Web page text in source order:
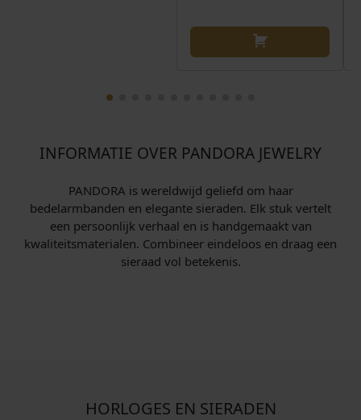
INFORMATIE OVER PANDORA JEWELRY
PANDORA is wereldwijd geliefd om haar
bedelarmbanden en elegante sieraden. Elk stuk vertelt
een persoonlijk verhaal en is handgemaakt van
kwaliteitsmaterialen. Combineer eindeloos en draag een
sieraad vol betekenis.
HORLOGES EN SIERADEN